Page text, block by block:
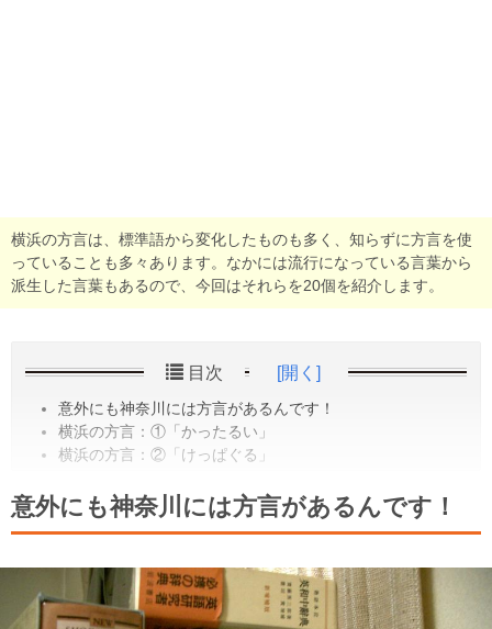
横浜の方言は、標準語から変化したものも多く、知らずに方言を使
っていることも多々あります。なかには流行になっている言葉から
派生した言葉もあるので、今回はそれらを20個を紹介します。
目次 [開く]
意外にも神奈川には方言があるんです！
横浜の方言：①「かったるい」
横浜の方言：②「けっぱぐる」
意外にも神奈川には方言があるんです！